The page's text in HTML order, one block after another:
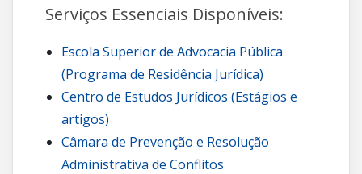
Serviços Essenciais Disponíveis:
Escola Superior de Advocacia Pública
(Programa de Residência Jurídica)
Centro de Estudos Jurídicos (Estágios e
artigos)
Câmara de Prevenção e Resolução
Administrativa de Conflitos